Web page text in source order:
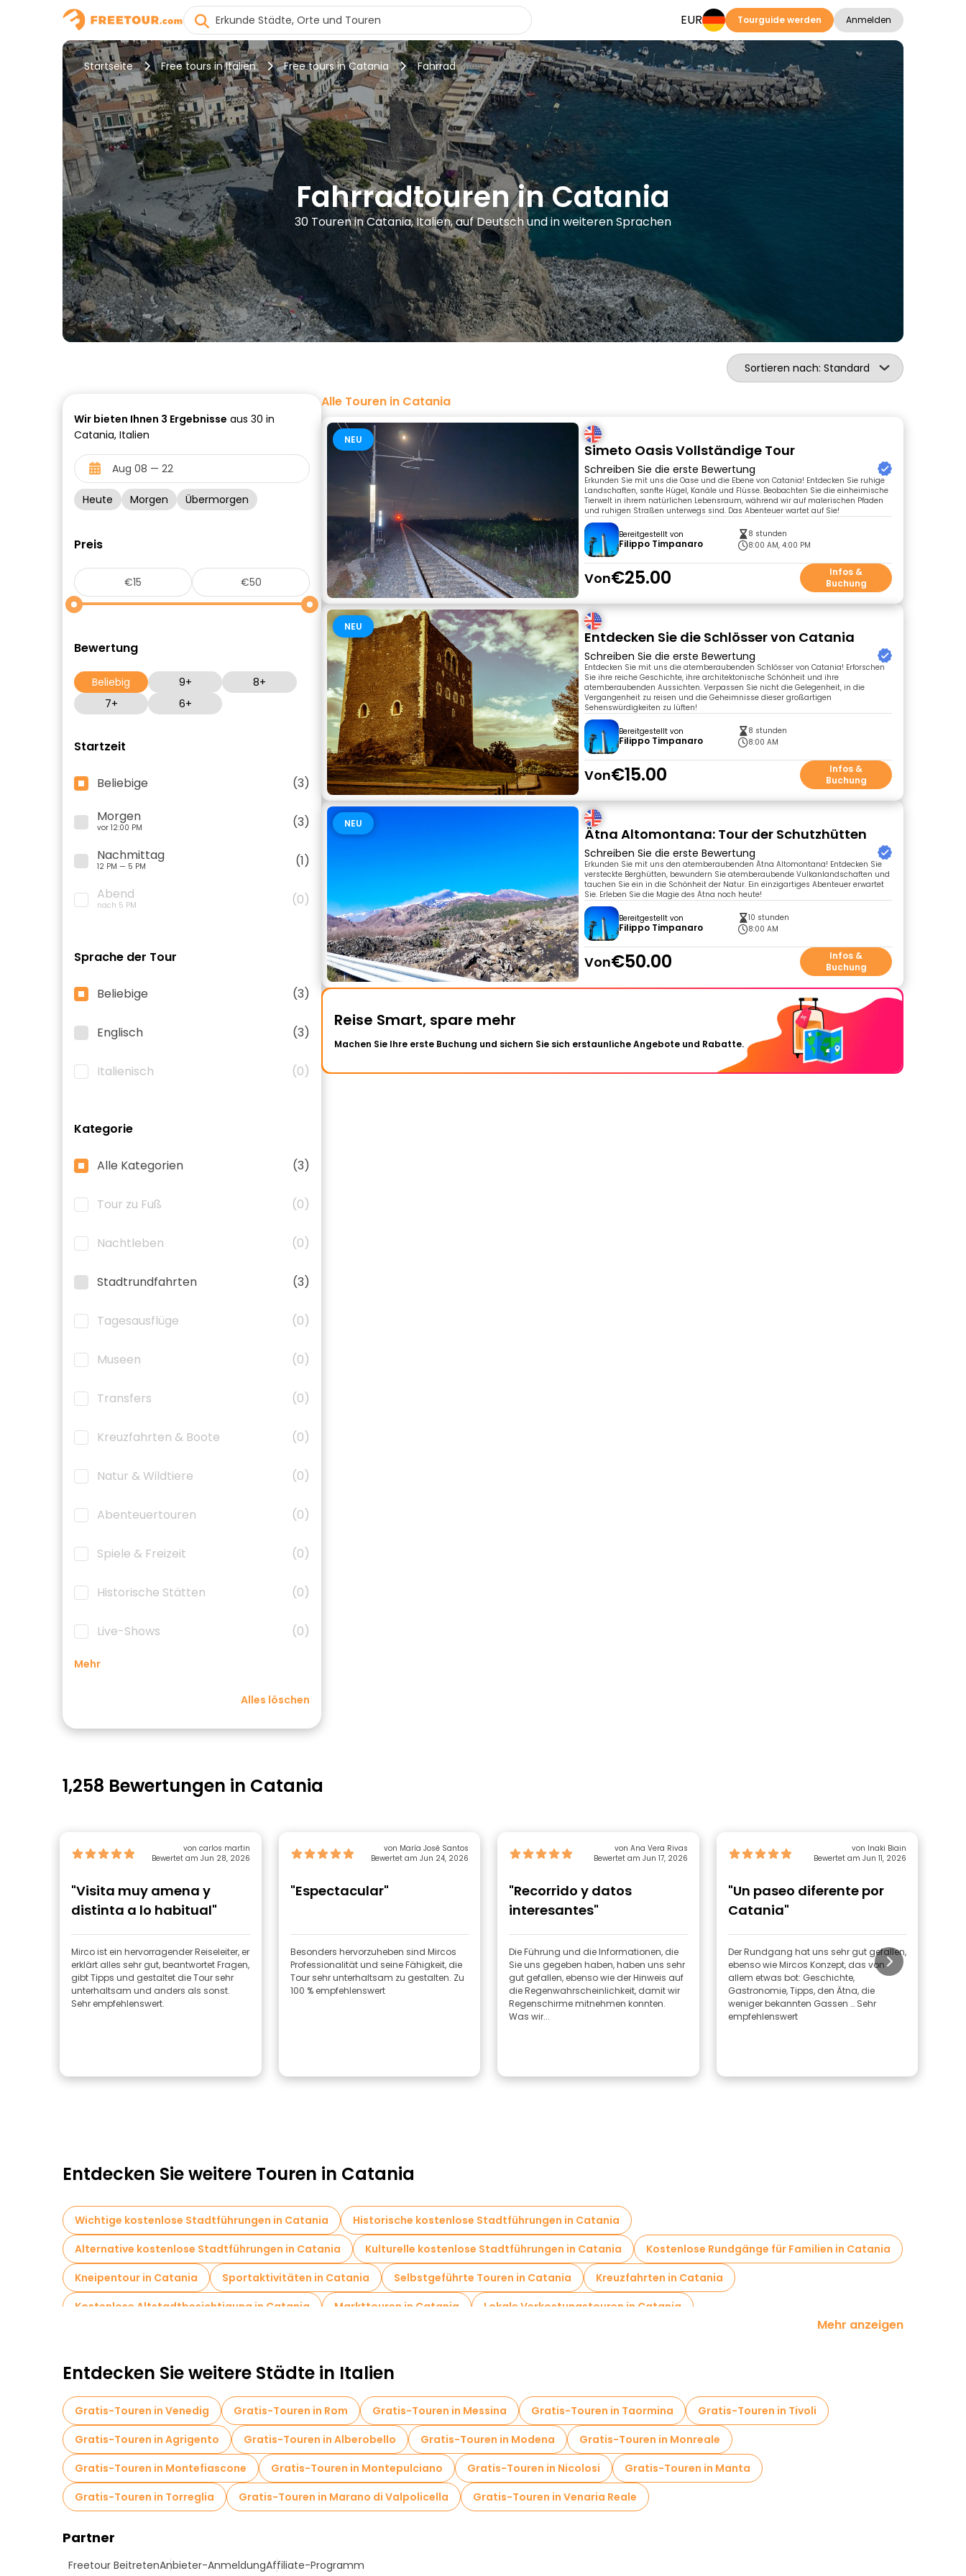
EUR Tourguide werden Anmelden
Startseite Free tours in Italien Free tours in Catania Fahrrad
Fahrradtouren in Catania
30 Touren in Catania, Italien, auf Deutsch und in weiteren Sprachen
Sortieren nach: Standard
Wir bieten Ihnen 3 Ergebnisse aus 30 in
Catania, Italien
Heute Morgen Übermorgen
Preis
Bewertung
Beliebig 9+
8+
7+
6+
Startzeit
Beliebige
(3)
Morgen
vor 12:00 PM
(3)
Nachmittag
12 PM — 5 PM
(1)
Abend
nach 5 PM (0)
Sprache der Tour
Beliebige (3)
Englisch (3)
Italienisch (0)
Kategorie
Alle Kategorien (3)
Tour zu Fuß (0)
Nachtleben (0)
Stadtrundfahrten (3)
Tagesausflüge (0)
Museen (0)
Transfers (0)
Kreuzfahrten & Boote (0)
Natur & Wildtiere (0)
Abenteuertouren (0)
Spiele & Freizeit (0)
Historische Stätten (0)
Live-Shows (0)
Mehr
Alles löschen
Alle Touren in Catania
NEU
Simeto Oasis Vollständige Tour
Schreiben Sie die erste Bewertung
Erkunden Sie mit uns die Oase und die Ebene von Catania! Entdecken Sie ruhige
Landschaften, sanfte Hügel, Kanäle und Flüsse. Beobachten Sie die einheimische
Tierwelt in ihrem natürlichen Lebensraum, während wir auf malerischen Pfaden
und ruhigen Straßen unterwegs sind. Das Abenteuer wartet auf Sie!
Bereitgestellt von
Filippo Timpanaro
8 stunden
8:00 AM, 4:00 PM
Von€25.00
Infos &
Buchung
NEU
Entdecken Sie die Schlösser von Catania
Schreiben Sie die erste Bewertung
Entdecken Sie mit uns die atemberaubenden Schlösser von Catania! Erforschen
Sie ihre reiche Geschichte, ihre architektonische Schönheit und ihre
atemberaubenden Aussichten. Verpassen Sie nicht die Gelegenheit, in die
Vergangenheit zu reisen und die Geheimnisse dieser großartigen
Sehenswürdigkeiten zu lüften!
Bereitgestellt von
Filippo Timpanaro
8 stunden
8:00 AM
Von€15.00
Infos &
Buchung
NEU
Ätna Altomontana: Tour der Schutzhütten
Schreiben Sie die erste Bewertung
Erkunden Sie mit uns den atemberaubenden Ätna Altomontana! Entdecken Sie
versteckte Berghütten, bewundern Sie atemberaubende Vulkanlandschaften und
tauchen Sie ein in die Schönheit der Natur. Ein einzigartiges Abenteuer erwartet
Sie. Erleben Sie die Magie des Ätna noch heute!
Bereitgestellt von
Filippo Timpanaro
10 stunden
8:00 AM
Von€50.00
Infos &
Buchung
Reise Smart, spare mehr
Machen Sie Ihre erste Buchung und sichern Sie sich erstaunliche Angebote und Rabatte.
1,258 Bewertungen in Catania
von carlos martin
Bewertet am Jun 28, 2026
"Visita muy amena y
distinta a lo habitual"
Mirco ist ein hervorragender Reiseleiter, er
erklärt alles sehr gut, beantwortet Fragen,
gibt Tipps und gestaltet die Tour sehr
unterhaltsam und anders als sonst.
Sehr empfehlenswert.
von María José Santos
Bewertet am Jun 24, 2026
"Espectacular"
Besonders hervorzuheben sind Mircos
Professionalität und seine Fähigkeit, die
Tour sehr unterhaltsam zu gestalten. Zu
100 % empfehlenswert
von Ana Vera Rivas
Bewertet am Jun 17, 2026
"Recorrido y datos
interesantes"
Die Führung und die Informationen, die
Sie uns gegeben haben, haben uns sehr
gut gefallen, ebenso wie der Hinweis auf
die Regenwahrscheinlichkeit, damit wir
Regenschirme mitnehmen konnten.
Was wir...
von Inaki Biain
Bewertet am Jun 11, 2026
"Un paseo diferente por
Catania"
Der Rundgang hat uns sehr gut gefallen,
ebenso wie Mircos Konzept, das von
allem etwas bot: Geschichte,
Gastronomie, Tipps, den Ätna, die
weniger bekannten Gassen … Sehr
empfehlenswert
Entdecken Sie weitere Touren in Catania
Wichtige kostenlose Stadtführungen in Catania
Historische kostenlose Stadtführungen in Catania
Alternative kostenlose Stadtführungen in Catania
Kulturelle kostenlose Stadtführungen in Catania
Kostenlose Rundgänge für Familien in Catania
Kneipentour in Catania
Sportaktivitäten in Catania Selbstgeführte Touren in Catania
Kreuzfahrten in Catania
Kostenlose Altstadtbesichtigung in Catania
Markttouren in Catania
Lokale Verkostungstouren in Catania
Kostenlose Führungen in der Nähe Castello Ursino
Kostenlose Führungen in der Nähe Cattedrale di Sant'Agata
Kostenlose Führungen in der Nähe Catania Fish Market
Mehr anzeigen
Entdecken Sie weitere Städte in Italien
Gratis-Touren in Venedig Gratis-Touren in Rom Gratis-Touren in Messina Gratis-Touren in Taormina
Gratis-Touren in Tivoli
Gratis-Touren in Agrigento
Gratis-Touren in Alberobello Gratis-Touren in Modena
Gratis-Touren in Monreale
Gratis-Touren in Montefiascone
Gratis-Touren in Montepulciano Gratis-Touren in Nicolosi
Gratis-Touren in Manta
Gratis-Touren in Torreglia
Gratis-Touren in Marano di Valpolicella Gratis-Touren in Venaria Reale
Partner
Freetour BeitretenAnbieter-AnmeldungAffiliate-Programm